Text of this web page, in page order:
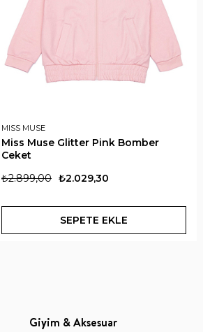
MISS MUSE
Miss Muse Glitter Pink Bomber
Ceket
₺2.029,30
₺2.899,00
SEPETE EKLE
Giyim & Aksesuar